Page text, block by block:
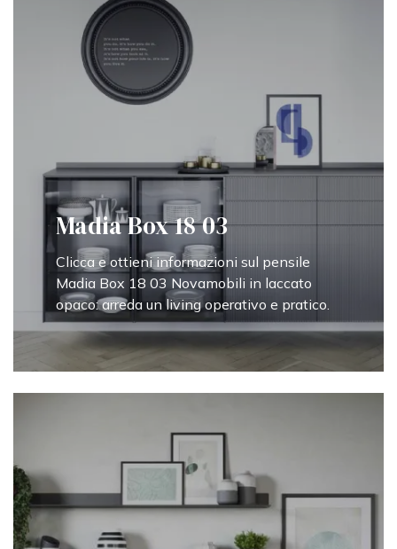
Madia Box 18 03
Clicca e ottieni informazioni sul pensile
Madia Box 18 03 Novamobili in laccato
opaco: arreda un living operativo e pratico.